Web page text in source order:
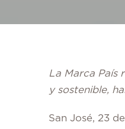
La Marca País
y sostenible,
San José, 23